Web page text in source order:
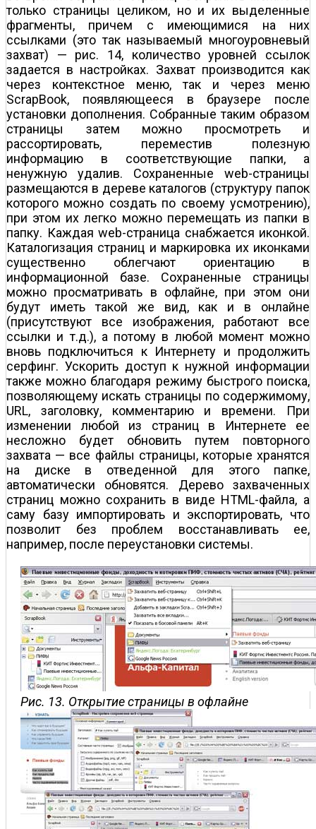
только страницы целиком, но и их выделенные
фрагменты, причем с имеющимися на них
ссылками (это так называемый многоуровневый
захват) — рис. 14, количество уровней ссылок
задается в настройках. Захват производится как
через контекстное меню, так и через меню
ScrapBook, появляющееся в браузере после
установки дополнения. Собранные таким образом
страницы затем можно просмотреть и
рассортировать, переместив полезную
информацию в соответствующие папки, а
ненужную удалив. Сохраненные web-страницы
размещаются в дереве каталогов (структуру папок
которого можно создать по своему усмотрению),
при этом их легко можно перемещать из папки в
папку. Каждая web-страница снабжается иконкой.
Каталогизация страниц и маркировка их иконками
существенно облегчают ориентацию в
информационной базе. Сохраненные страницы
можно просматривать в офлайне, при этом они
будут иметь такой же вид, как и в онлайне
(присутствуют все изображения, работают все
ссылки и т.д.), а потому в любой момент можно
вновь подключиться к Интернету и продолжить
серфинг. Ускорить доступ к нужной информации
также можно благодаря режиму быстрого поиска,
позволяющему искать страницы по содержимому,
URL, заголовку, комментарию и времени. При
изменении любой из страниц в Интернете ее
несложно будет обновить путем повторного
захвата — все файлы страницы, которые хранятся
на диске в отведенной для этого папке,
автоматически обновятся. Дерево захваченных
страниц можно сохранить в виде HTML-файла, а
саму базу импортировать и экспортировать, что
позволит без проблем восстанавливать ее,
например, после переустановки системы.
Рис. 13. Открытие страницы в офлайне